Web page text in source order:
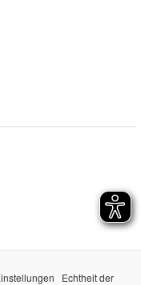
Echtheit der